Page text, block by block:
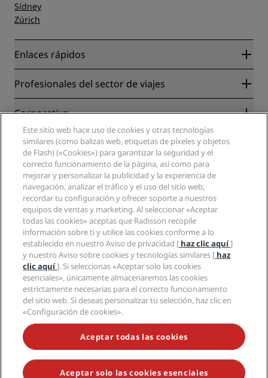
Sídney
Zúrich
Enlaces rápidos
Radisson Rewards
Blog
Nuevos hoteles y próximas aperturas
Aplicación de Radisson Hotels
Hoteles Sports Approved
Hoteles ideales para familias
Salud y seguridad
Profesionales del sector de viajes
Colaboradores
Corporativo
Radisson Hotel Group
Medios
Empleos en RHG
Empleos en PPHE
Empleos en EHL
The Club by RHG
Oportunidades de desarrollo
Responsabilidad social corporativa
Compras
Información legal
Centro de privacidad
Aviso legal
Términos y condiciones de Radisson Rewards
Acuerdo de uso del sitio
Accesibilidad digital
Declaración sobre la esclavitud moderna
Ayuda
Avisos al consumidor
Contacto
Preguntas frecuentes
Mapa del sitio
Redes sociales
Marcas de Radisson Hotels
NO TE PIERDAS NUESTRAS OFERTAS MÁS POPULARES
Este sitio web hace uso de cookies y otras tecnologías
similares (como balizas web, etiquetas de píxeles y objetos
de Flash) («Cookies») para garantizar la seguridad y el
correcto funcionamiento de la página, así como para
mejorar y personalizar la publicidad y la experiencia de
navegación, analizar el tráfico y el uso del sitio web,
recordar tu configuración y ofrecer soporte a nuestros
equipos de ventas y marketing. Al seleccionar «Aceptar
todas las cookies» aceptas que Radisson recopile
información sobre ti y utilice las cookies conforme a lo
establecido en nuestro Aviso de privacidad [ haz clic aquí]
y nuestro Aviso sobre cookies y tecnologías similares [ haz
clic aquí]. Si seleccionas «Aceptar solo las cookies
esenciales», únicamente almacenaremos las cookies
estrictamente necesarias para el correcto funcionamiento
del sitio web. Si deseas personalizar tu selección, haz clic en
«Configuración de cookies».
Aceptar todas las cookies
Aceptar solo las cookies esenciales